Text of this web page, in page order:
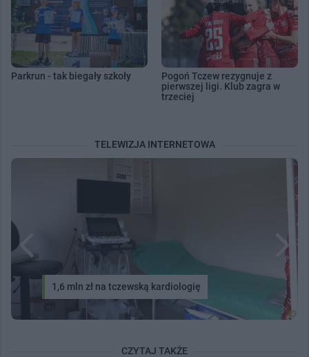
Parkrun - tak biegały szkoły
Pogoń Tczew rezygnuje z
pierwszej ligi. Klub zagra w
trzeciej
TELEWIZJA INTERNETOWA
1,6 mln zł na tczewską kardiologię
CZYTAJ TAKŻE